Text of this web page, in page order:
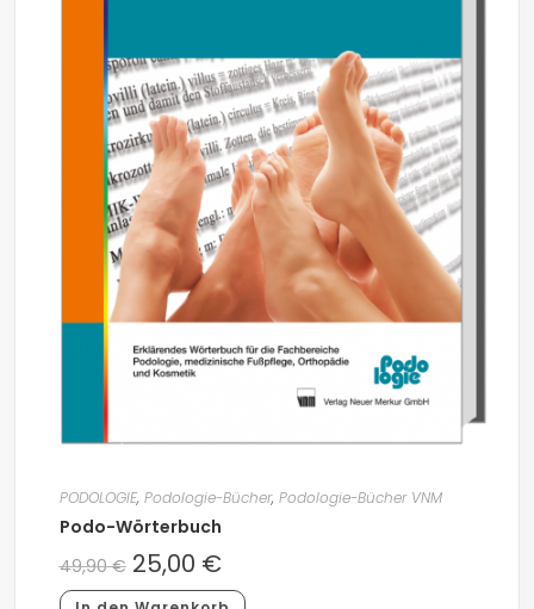
PODOLOGIE, Podologie-Bücher, Podologie-Bücher VNM
Podo-Wörterbuch
49,90€ 25,00 €